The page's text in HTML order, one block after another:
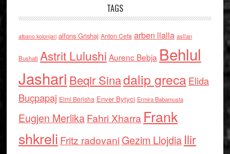
TAGS
albano kolonjari alfons Grishaj Anton Cefa arben llalla asllan
Bushati Astrit Lulushi Aurenc Bebja Behlul
Jashari Beqir Sinadalip grecaElida
Buçpapaj Elmi Berisha Enver Bytyci Ermira Babamusta
Eugjen MerlikaFahri Xharra Frank
shkreli Fritz radovaniGezim Llojdia Ilir